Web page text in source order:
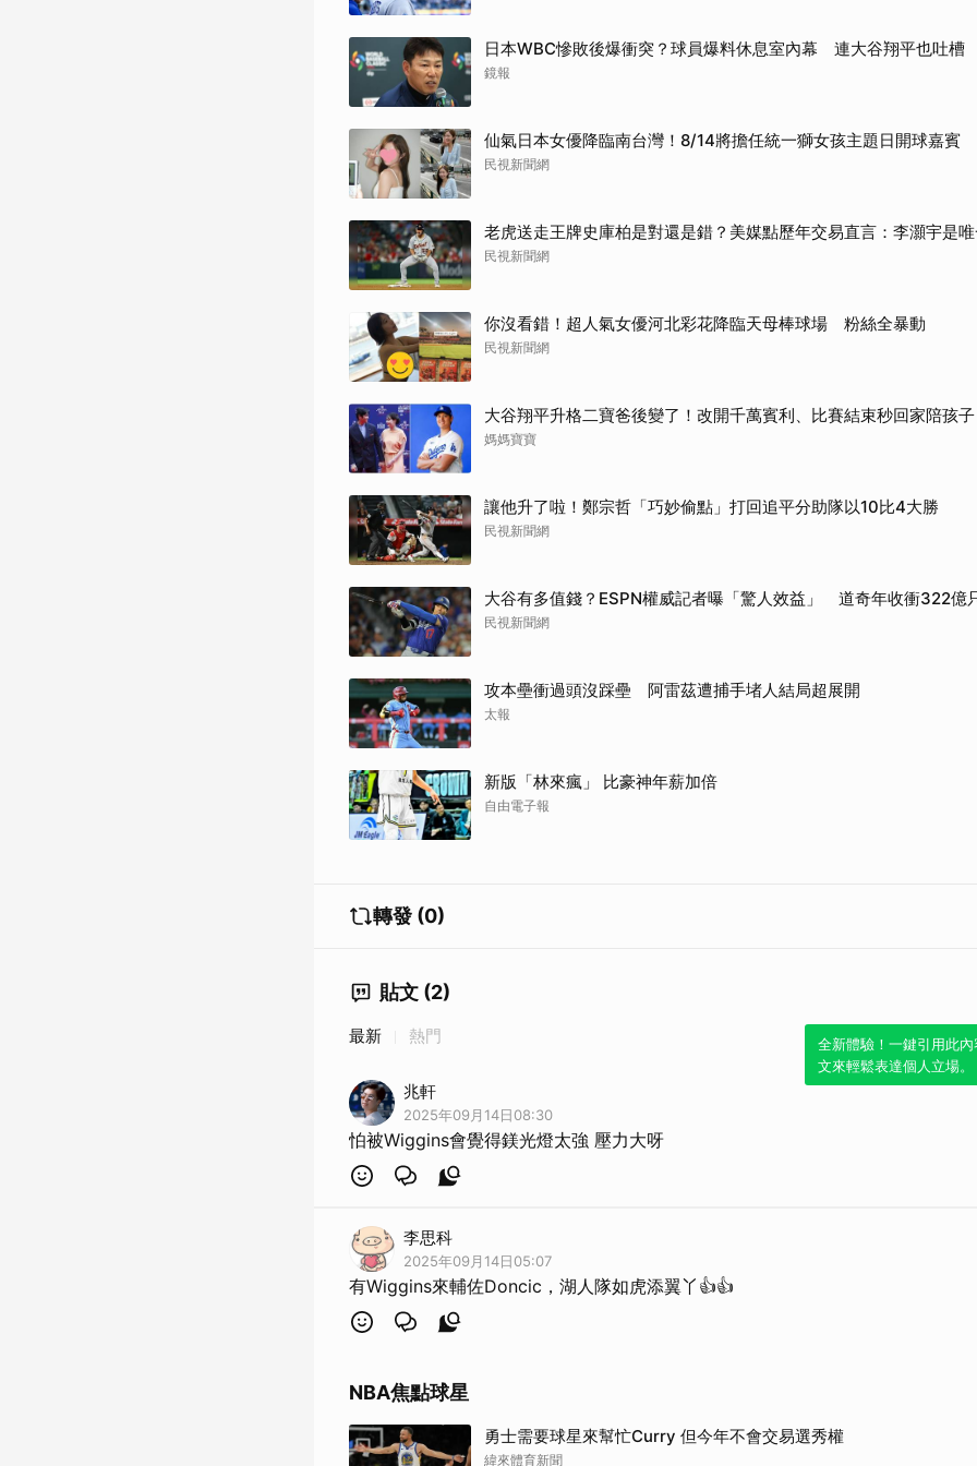
日本WBC慘敗後爆衝突？球員爆料休息室內幕 連大谷翔平也吐槽
鏡報
仙氣日本女優降臨南台灣！8/14將擔任統一獅女孩主題日開球嘉賓
民視新聞網
老虎送走王牌史庫柏是對還是錯？美媒點歷年交易直言：李灝宇是
民視新聞網
你沒看錯！超人氣女優河北彩花降臨天母棒球場 粉絲全暴動
民視新聞網
大谷翔平升格二寶爸後變了！改開千萬賓利、比賽結束秒回家陪孩
媽媽寶寶
讓他升了啦！鄭宗哲「巧妙偷點」打回追平分助隊以10比4大勝
民視新聞網
大谷有多值錢？ESPN權威記者曝「驚人效益」 道奇年收衝322億
民視新聞網
攻本壘衝過頭沒踩壘 阿雷茲遭捕手堵人結局超展開
太報
新版「林來瘋」 比豪神年薪加倍
自由電子報
轉發 (0)
貼文 (2)
全新體驗！一鍵引用此
文來輕鬆表達個人立場。
最新 熱門
兆軒
2025年09月14日08:30
怕被Wiggins會覺得鎂光燈太強 壓力大呀
李思科
2025年09月14日05:07
有Wiggins來輔佐Doncic，湖人隊如虎添翼丫👍👍
NBA焦點球星
勇士需要球星來幫忙Curry 但今年不會交易選秀權
緯來體育新聞